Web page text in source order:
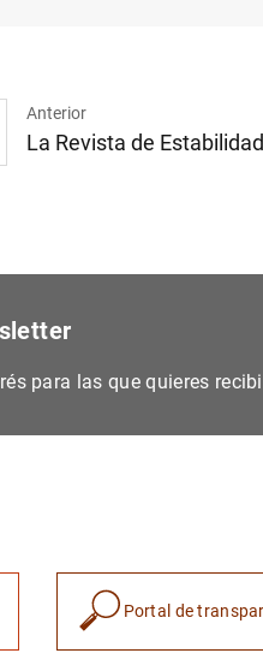
Anterior
La Revista de
para las que quieres
Portal de